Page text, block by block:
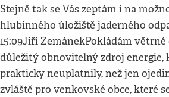
Stejně tak se Vás zeptám i na
hlubinného úložiště jaderného
15:09Jiří ZemánekPokládám
důležitý obnovitelný zdroj energie,
prakticky neuplatnily, než jen
zvláště pro venkovské obce, které